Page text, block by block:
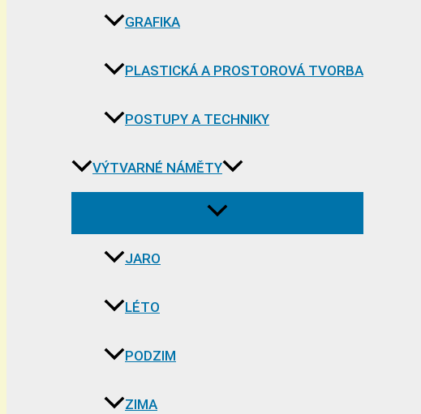
GRAFIKA
PLASTICKÁ A PROSTOROVÁ TVORBA
POSTUPY A TECHNIKY
VÝTVARNÉ NÁMĚTY
JARO
LÉTO
PODZIM
ZIMA